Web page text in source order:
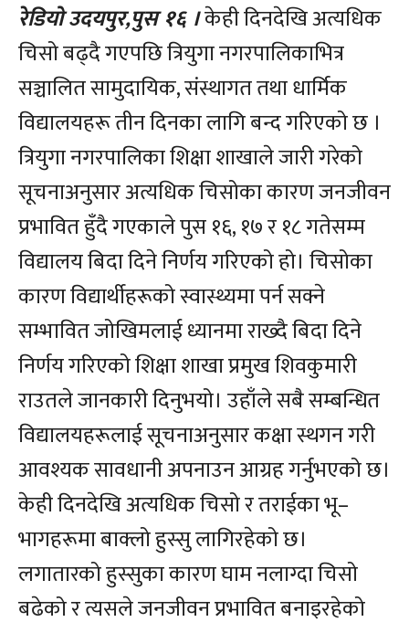
रेडियो उदयपुर,पुस १६ ।केही दिनदेखि अत्यधिक
चिसो बढ्दै गएपछि त्रियुगा नगरपालिकाभित्र
सञ्चालित सामुदायिक, संस्थागत तथा धार्मिक
विद्यालयहरू तीन दिनका लागि बन्द गरिएको छ ।
त्रियुगा नगरपालिका शिक्षा शाखाले जारी गरेको
सूचनाअनुसार अत्यधिक चिसोका कारण जनजीवन
प्रभावित हुँदै गएकाले पुस १६, १७ र १८ गतेसम्म
विद्यालय बिदा दिने निर्णय गरिएको हो। चिसोका
कारण विद्यार्थीहरूको स्वास्थ्यमा पर्न सक्ने
सम्भावित जोखिमलाई ध्यानमा राख्दै बिदा दिने
निर्णय गरिएको शिक्षा शाखा प्रमुख शिवकुमारी
राउतले जानकारी दिनुभयो। उहाँले सबै सम्बन्धित
विद्यालयहरूलाई सूचनाअनुसार कक्षा स्थगन गरी
आवश्यक सावधानी अपनाउन आग्रह गर्नुभएको छ।
केही दिनदेखि अत्यधिक चिसो र तराईका भू–
भागहरूमा बाक्लो हुस्सु लागिरहेको छ।
लगातारको हुस्सुका कारण घाम नलाग्दा चिसो
बढेको र त्यसले जनजीवन प्रभावित बनाइरहेको